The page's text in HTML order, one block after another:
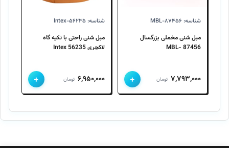
شناسه: MBL-۸۷۴۵۶
مبل شنی مخملی بزرگسال
MBL- 87456
۷,۷۹۳,۰۰۰ تومان +
شناسه: Intex-۵۶۲۳۵
مبل شنی راحتی با تکیه گاه
لاکچری Intex 56235
۶,۹۵۰,۰۰۰ تومان +